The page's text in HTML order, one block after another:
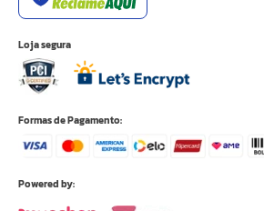
Loja segura
Formas de Pagamento:
Powered by: